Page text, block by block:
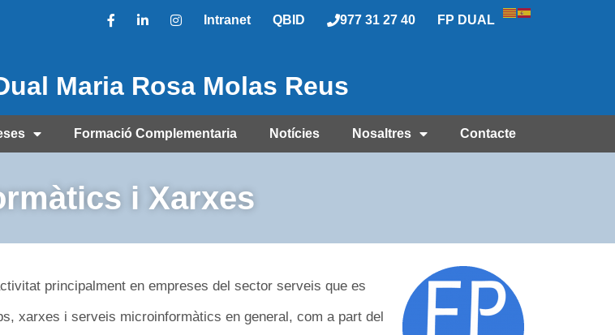
Intranet QBID 977 31 27 40 FP DUAL
Maria Rosa Molas Reus
Formació Complementaria Notícies Nosaltres Contacte
i Xarxes
principalment en empreses del sector serveis que es
xarxes i serveis microinformàtics en general, com a part del